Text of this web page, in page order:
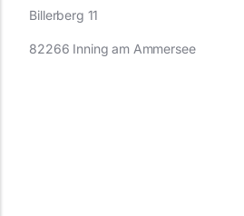
Billerberg 11
82266 Inning am Ammersee